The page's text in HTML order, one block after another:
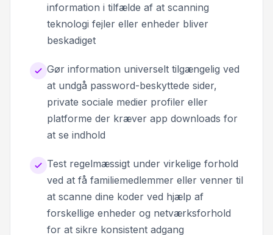
information i tilfælde af at scanning
teknologi fejler eller enheder bliver
beskadiget
Gør information universelt tilgængelig ved
at undgå password-beskyttede sider,
private sociale medier profiler eller
platforme der kræver app downloads for
at se indhold
Test regelmæssigt under virkelige forhold
ved at få familiemedlemmer eller venner til
at scanne dine koder ved hjælp af
forskellige enheder og netværksforhold
for at sikre konsistent adgang